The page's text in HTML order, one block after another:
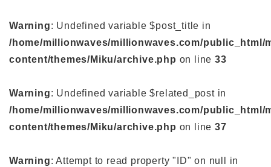
Warning: Undefined variable $post_title in
/home/millionwaves/millionwaves.com/public_html/
content/themes/Miku/archive.php on line33
Warning: Undefined variable $related_post in
/home/millionwaves/millionwaves.com/public_html/
content/themes/Miku/archive.php on line37
Warning: Attempt to read property "ID" on null in